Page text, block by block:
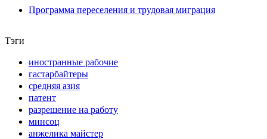
Программа переселения и трудовая миграция
Тэги
иностранные рабочие
гастарбайтеры
средняя азия
патент
разрешение на работу
минсоц
анжелика майстер